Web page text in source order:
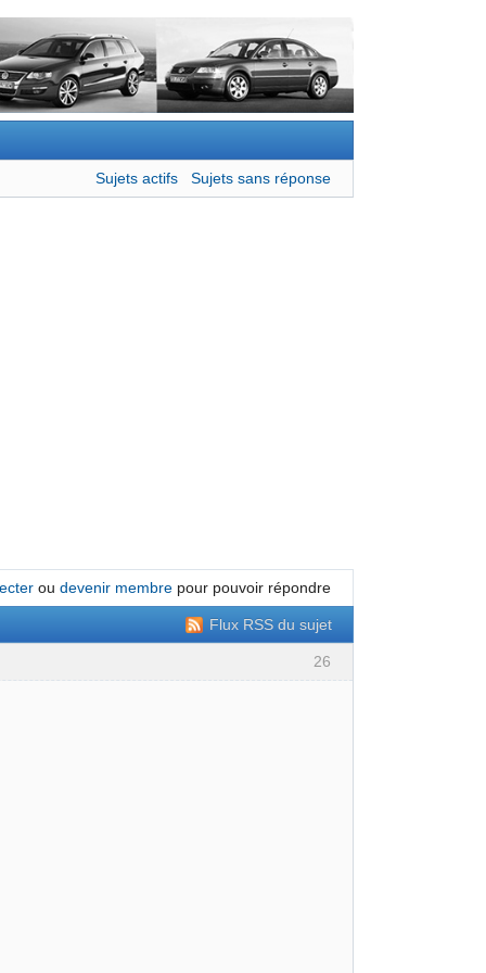
Sujets actifs Sujets sans réponse
ou devenir membrepour pouvoir répondre
Flux RSS du sujet
26